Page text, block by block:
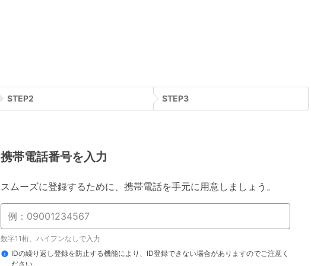
STEP2 STEP3
携帯電話番号を入力
スムーズに登録するために、携帯電話を手元に用意しましょう。
数字11桁、ハイフンなしで入力
IDの繰り返し登録を防止する機能により、ID登録できない場合がありますのでご注意く
ださい。